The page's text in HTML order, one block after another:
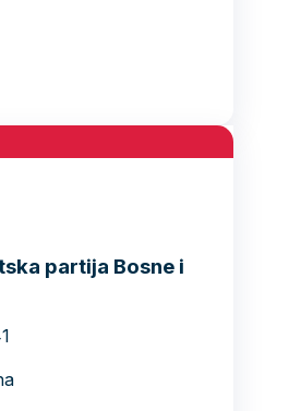
partija Bosne i